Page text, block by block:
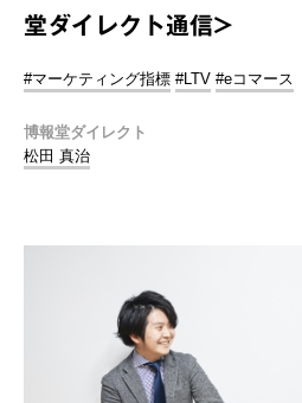
堂ダイレクト通信>
#マーケティング指標 #LTV #eコマース
博報堂ダイレクト
松田 真治